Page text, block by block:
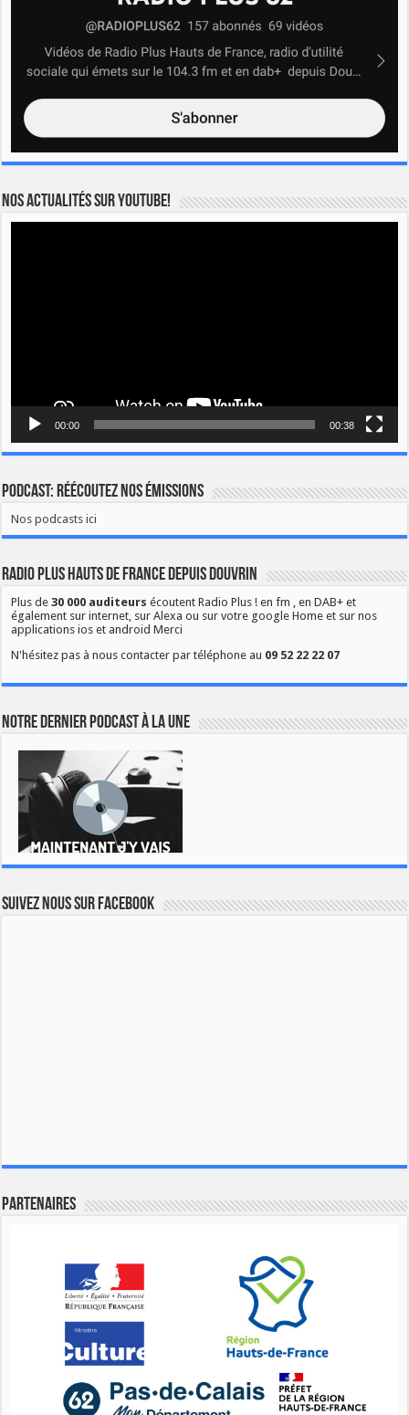
Nos actualités sur YOUTUBE!
00:00 00:38
Podcast: Réécoutez nos émissions
Nos podcasts ici
Radio Plus Hauts de France depuis Douvrin
Plus de30 000 auditeurs écoutent Radio Plus ! en fm , en DAB+ et
également sur internet, sur Alexa ou sur votre google Home et sur nos
applications ios et android Merci
N'hésitez pas à nous contacter par téléphone au 09 52 22 22 07
Notre dernier podcast à la une
Suivez nous sur Facebook
Partenaires